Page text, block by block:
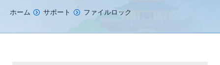
You are here:
ホーム サポート ファイルロック